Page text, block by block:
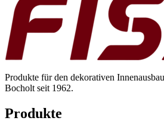
Produkte für den dekorativen
Bocholt seit 1962.
Produkte